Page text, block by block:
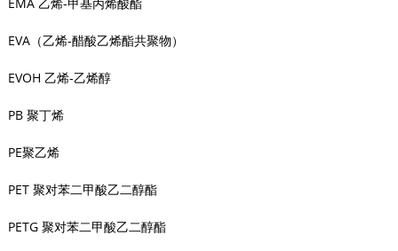
EVA（乙烯-醋酸乙烯酯共聚物）
EVOH 乙烯-乙烯醇
PB 聚丁烯
PE聚乙烯
PET 聚对苯二甲酸乙二醇酯
PETG 聚对苯二甲酸乙二醇酯